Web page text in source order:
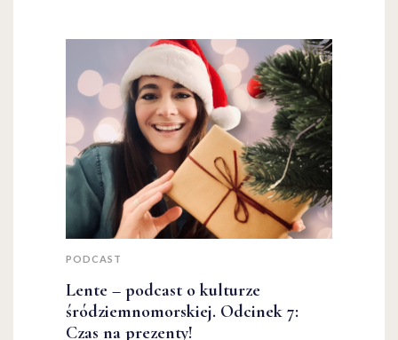
PODCAST
Lente – podcast o kulturze
śródziemnomorskiej. Odcinek 7:
Czas na prezenty!